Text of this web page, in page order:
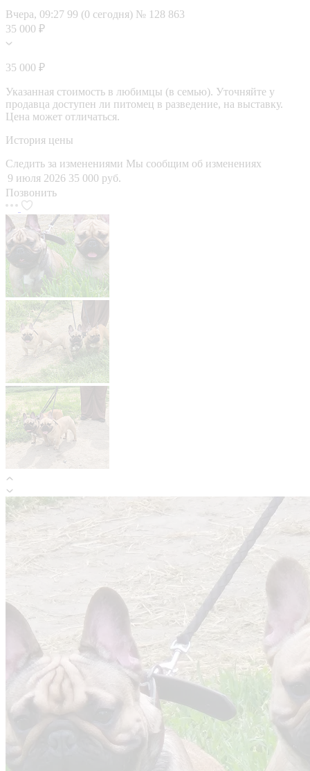
Вчера, 09:27 99 (0 сегодня) № 128 863
35 000 ₽
35 000 ₽
Указанная стоимость в любимцы (в семью). Уточняйте у
продавца доступен ли питомец в разведение, на выставку.
Цена может отличаться.
История цены
Следить за изменениями Мы сообщим об изменениях
9 июля 2026 35 000 руб.
Позвонить